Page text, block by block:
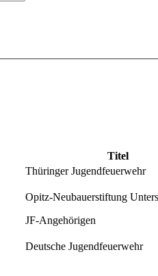
Titel
Thüringer Jugendfeuerwehr
Opitz-Neubauerstiftung
JF-Angehörigen
Deutsche Jugendfeuerwehr